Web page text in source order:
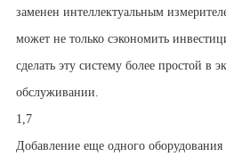
заменен интеллектуальным
может не только сэкономить
сделать эту систему более простой в
обслуживании.
1,7
Добавление еще одного оборудования